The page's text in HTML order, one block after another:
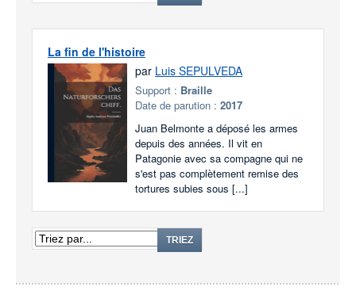
La fin de l'histoire
par Luis SEPULVEDA
Support : Braille
Date de parution : 2017
Juan Belmonte a déposé les armes
depuis des années. Il vit en
Patagonie avec sa compagne qui ne
s'est pas complètement remise des
tortures subies sous [...]
TRIEZ